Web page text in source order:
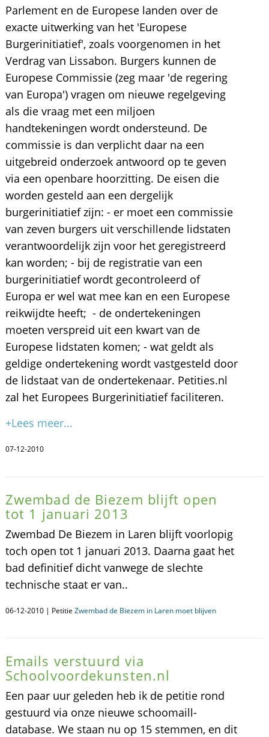
Parlement en de Europese landen over de
exacte uitwerking van het 'Europese
Burgerinitiatief', zoals voorgenomen in het
Verdrag van Lissabon. Burgers kunnen de
Europese Commissie (zeg maar 'de regering
van Europa') vragen om nieuwe regelgeving
als die vraag met een miljoen
handtekeningen wordt ondersteund. De
commissie is dan verplicht daar na een
uitgebreid onderzoek antwoord op te geven
via een openbare hoorzitting. De eisen die
worden gesteld aan een dergelijk
burgerinitiatief zijn: - er moet een commissie
van zeven burgers uit verschillende lidstaten
verantwoordelijk zijn voor het geregistreerd
kan worden; - bij de registratie van een
burgerinitiatief wordt gecontroleerd of
Europa er wel wat mee kan en een Europese
reikwijdte heeft; - de ondertekeningen
moeten verspreid uit een kwart van de
Europese lidstaten komen; - wat geldt als
geldige ondertekening wordt vastgesteld door
de lidstaat van de ondertekenaar. Petities.nl
zal het Europees Burgerinitiatief faciliteren.
+Lees meer...
07-12-2010
Zwembad de Biezem blijft open
tot 1 januari 2013
Zwembad De Biezem in Laren blijft voorlopig
toch open tot 1 januari 2013. Daarna gaat het
bad definitief dicht vanwege de slechte
technische staat er van..
06-12-2010 | Petitie Zwembad de Biezem in Laren moet blijven
Emails verstuurd via
Schoolvoordekunsten.nl
Een paar uur geleden heb ik de petitie rond
gestuurd via onze nieuwe schoomaill-
database. We staan nu op 15 stemmen, en dit